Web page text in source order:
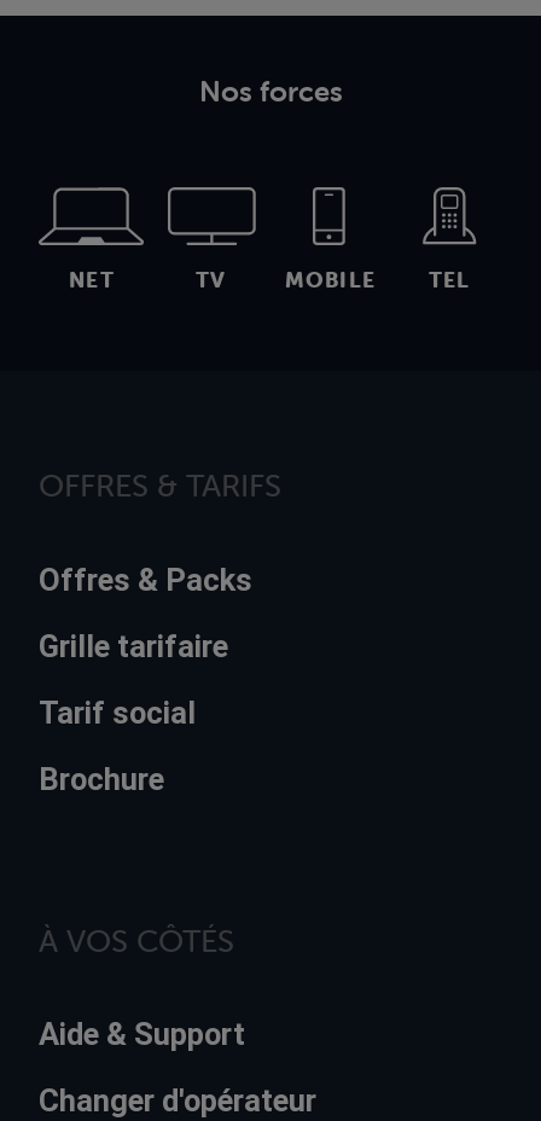
Nos forces
NET TV MOBILE TEL
OFFRES & TARIFS
Offres & Packs
Grille tarifaire
Tarif social
Brochure
À VOS CÔTÉS
Aide & Support
Changer d'opérateur